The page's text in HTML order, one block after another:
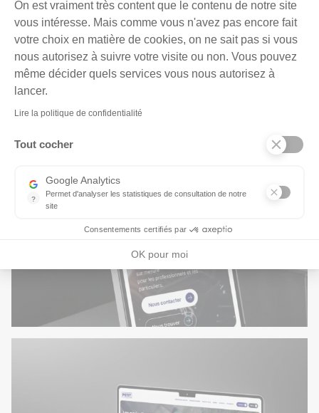
On est vraiment très content que le contenu de notre site
vous intéresse. Mais comme vous n'avez pas encore fait
votre choix en matière de cookies, on ne sait pas si vous
nous autorisez à suivre votre visite ou non. Vous pouvez
même décider quels services vous nous autorisez à
lancer.
Lire la politique de confidentialité
Tout cocher
?
Google Analytics
Permet d'analyser les statistiques de consultation de notre
site
Consentements certifiés par
OK pour moi